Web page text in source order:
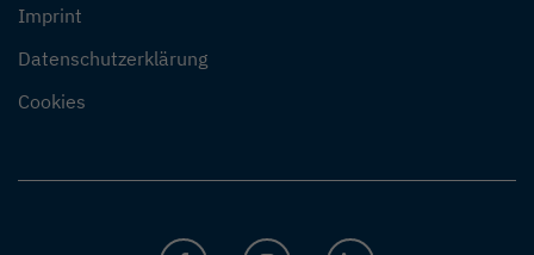
Imprint
Datenschutzerklärung
Cookies